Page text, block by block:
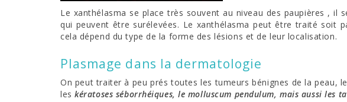
Le xanthélasma se place très souvent au niveau des paupières , il
qui peuvent être surélevées. Le xanthélasma peut être traité soit
cela dépend du type de la forme des lésions et de leur localisation.
Plasmage dans la dermatologie
On peut traiter à peu prés toutes les tumeurs bénignes de la peau,
les kératoses séborrhéiques, le molluscum pendulum, mais aussi les